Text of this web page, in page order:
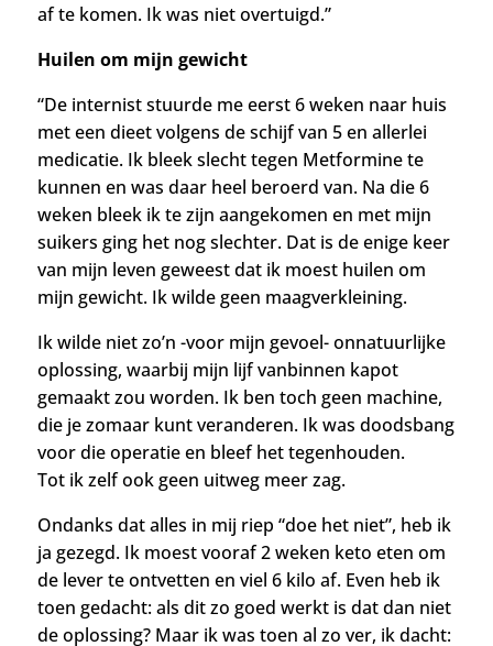
af te komen. Ik was niet overtuigd.”
Huilen om mijn gewicht
“De internist stuurde me eerst 6 weken naar huis
met een dieet volgens de schijf van 5 en allerlei
medicatie. Ik bleek slecht tegen Metformine te
kunnen en was daar heel beroerd van. Na die 6
weken bleek ik te zijn aangekomen en met mijn
suikers ging het nog slechter. Dat is de enige keer
van mijn leven geweest dat ik moest huilen om
mijn gewicht. Ik wilde geen maagverkleining.
Ik wilde niet zo’n -voor mijn gevoel- onnatuurlijke
oplossing, waarbij mijn lijf vanbinnen kapot
gemaakt zou worden. Ik ben toch geen machine,
die je zomaar kunt veranderen. Ik was doodsbang
voor die operatie en bleef het tegenhouden.
Tot ik zelf ook geen uitweg meer zag.
Ondanks dat alles in mij riep “doe het niet”, heb ik
ja gezegd. Ik moest vooraf 2 weken keto eten om
de lever te ontvetten en viel 6 kilo af. Even heb ik
toen gedacht: als dit zo goed werkt is dat dan niet
de oplossing? Maar ik was toen al zo ver, ik dacht: